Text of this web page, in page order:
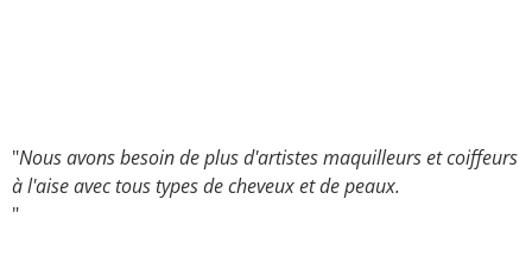
"Nous avons besoin de plus d'artistes maquilleurs et coiffeurs
à l'aise avec tous types de cheveux et de peaux.
"